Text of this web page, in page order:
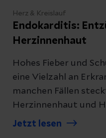
Herz & Kreislauf
Endokarditis:
Herzinnenhaut
Hohes Fieber und
eine Vielzahl an
manchen Fällen
Herzinnenhaut und
die Endokarditis.
Jetzt lesen